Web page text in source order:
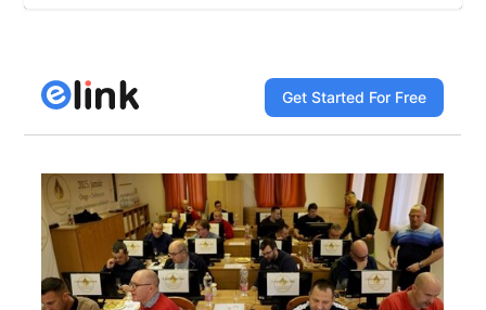
A HEGYKŐI 1 CSEPP PÁLINKAMANUFAKTÚRA
TÖBB, MINT EZER MINTÁT KÓSTOLTAK A
A JÓ PÁLINKA GAZDASÁGI ÉRTÉK
DÍJNYERTES PÁLINKA NINCS ALKOTÁS ÉS
A GYÜMÖLCS LEGJAVÁT ZÁRJÁK BE AZ